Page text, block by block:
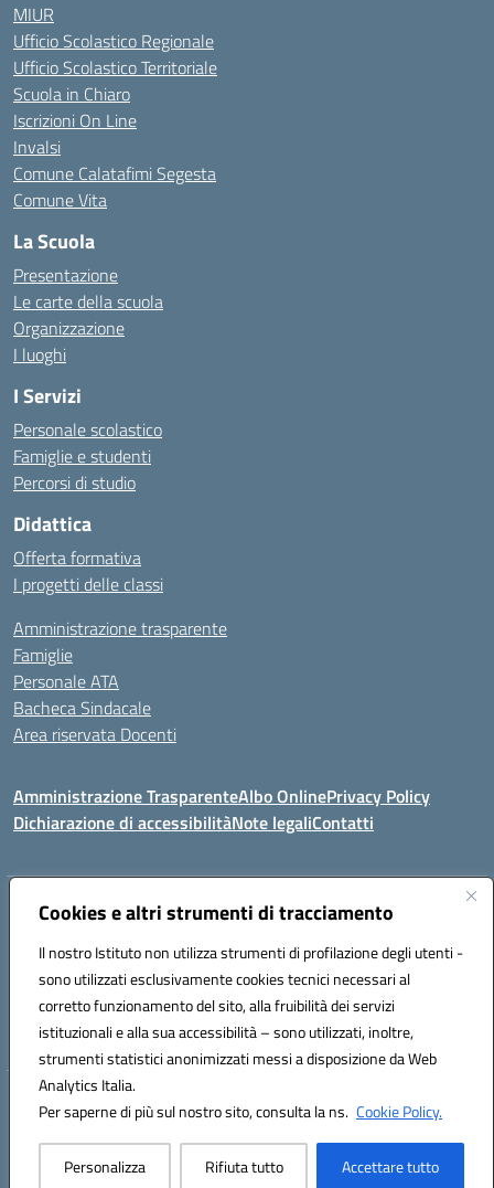
Cookies e altri strumenti di tracciamento
Il nostro Istituto non utilizza strumenti di profilazione degli utenti -
sono utilizzati esclusivamente cookies tecnici necessari al
corretto funzionamento del sito, alla fruibilità dei servizi
istituzionali e alla sua accessibilità – sono utilizzati, inoltre,
strumenti statistici anonimizzati messi a disposizione da Web
Analytics Italia.
Per saperne di più sul nostro sito, consulta la ns. Cookie Policy.
Personalizza Rifiuta tutto Accettare tutto
MIUR
Ufficio Scolastico Regionale
Ufficio Scolastico Territoriale
Scuola in Chiaro
Iscrizioni On Line
Invalsi
Comune Calatafimi Segesta
Comune Vita
La Scuola
Presentazione
Le carte della scuola
Organizzazione
I luoghi
I Servizi
Personale scolastico
Famiglie e studenti
Percorsi di studio
Didattica
Offerta formativa
I progetti delle classi
Amministrazione trasparente
Famiglie
Personale ATA
Bacheca Sindacale
Area riservata Docenti
Amministrazione TrasparenteAlbo OnlinePrivacy Policy
Dichiarazione di accessibilitàNote legaliContatti
Indirizzo:C/da Santa Maria, s.n.c. – 91013 Calatafimi Segesta (TP)
Posta elettronica certificata (PEC):TPIC81300B@pec.istruzione.it
Codice fiscale: 80004430817
Codice meccanografico: TPIC81300B
Hosting & Powered by 3D Solution S.r.l.
Concept & Design by Designers Italia